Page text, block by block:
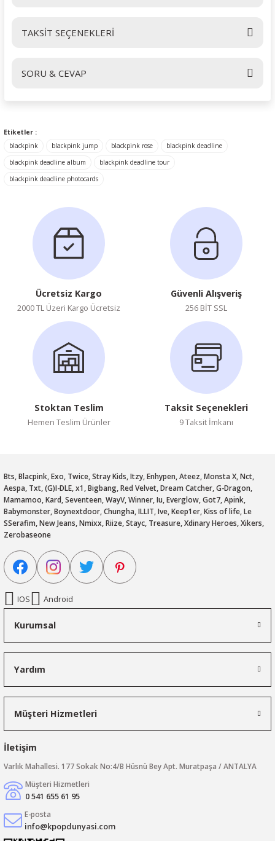
Bu ürüne ilk yorumu siz yapın!
TAKSİT SEÇENEKLERİ
SORU & CEVAP
Etiketler :
blackpink
blackpink jump blackpink rose
blackpink deadline
blackpink deadline album
blackpink deadline tour
blackpink deadline photocards
Ücretsiz Kargo
2000 TL Üzeri Kargo Ücretsiz
Güvenli Alışveriş
256 BİT SSL
Stoktan Teslim
Hemen Teslim Ürünler
Taksit Seçenekleri
9 Taksit İmkanı
Bts, Blacpink, Exo, Twice, Stray Kids, Itzy, Enhypen, Ateez, Monsta X, Nct,
Aespa, Txt, (G)I-DLE, x1, Bigbang, Red Velvet, Dream Catcher, G-Dragon,
Mamamoo, Kard, Seventeen, WayV, Winner, Iu, Everglow, Got7, Apink,
Babymonster, Boynextdoor, Chungha, ILLIT, Ive, Keep1er, Kiss of life, Le
SSerafim, New Jeans, Nmixx, Riize, Stayc, Treasure, Xdinary Heroes, Xikers,
Zerobaseone
IOS Android
Kurumsal
Yardım
Müşteri Hizmetleri
İletişim
Varlık Mahallesi. 177 Sokak No:4/B Hüsnü Bey Apt. Muratpaşa / ANTALYA
Müşteri Hizmetleri
0 541 655 61 95
E-posta
info@kpopdunyasi.com